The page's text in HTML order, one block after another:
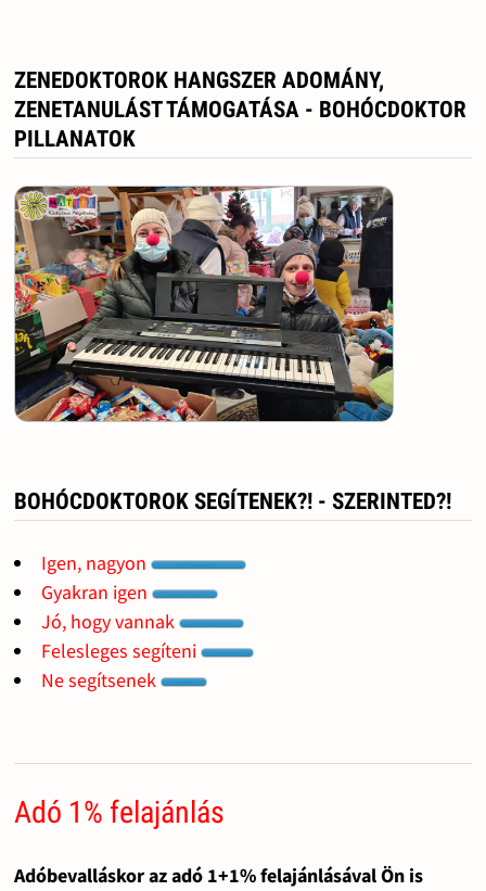
ZENEDOKTOROK HANGSZER ADOMÁNY,
ZENETANULÁST TÁMOGATÁSA - BOHÓCDOKTOR
PILLANATOK
BOHÓCDOKTOROK SEGÍTENEK?! - SZERINTED?!
Igen, nagyon
Gyakran igen
Jó, hogy vannak
Felesleges segíteni
Ne segítsenek
Adó 1% felajánlás
Adóbevalláskor az adó 1+1% felajánlásával Ön is